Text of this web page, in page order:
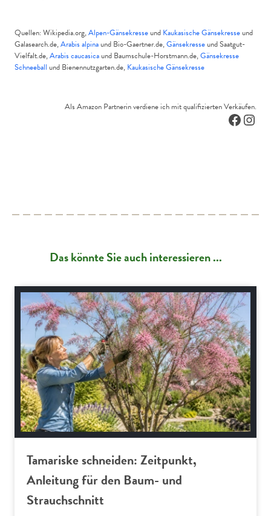
Quellen: Wikipedia.org,Alpen-Gänsekresseund Kaukasische Gänsekresseund
Galasearch.de,Arabis alpinaund Bio-Gaertner.de,Gänsekresseund Saatgut-
Vielfalt.de,Arabis caucasicaund Baumschule-Horstmann.de,Gänsekresse
Schneeball und Bienennutzgarten.de, Kaukasische Gänsekresse
Als Amazon Partnerin verdiene ich mit qualifizierten Verkäufen.
Das könnte Sie auch interessieren ...
Gartenpraxis
Tamariske schneiden: Zeitpunkt,
Anleitung für den Baum- und
Strauchschnitt